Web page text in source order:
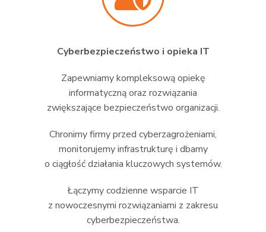
Cyberbezpieczeństwo i opieka IT
Zapewniamy kompleksową opiekę
informatyczną oraz rozwiązania
zwiększające bezpieczeństwo organizacji.
Chronimy firmy przed cyberzagrożeniami,
monitorujemy infrastrukturę i dbamy
o ciągłość działania kluczowych systemów.
Łączymy codzienne wsparcie IT
z nowoczesnymi rozwiązaniami z zakresu
cyberbezpieczeństwa.